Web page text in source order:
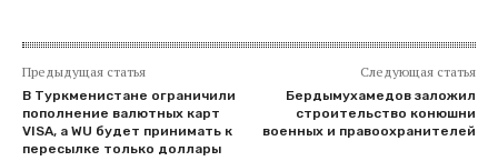
Предыдущая статья
В Туркменистане ограничили
пополнение валютных карт
VISA, а WU будет принимать к
пересылке только доллары
Следующая статья
Бердымухамедов заложил
строительство конюшни
военных и правоохранителей